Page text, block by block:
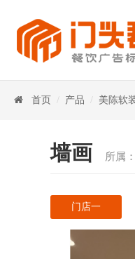
首页 / 产品 / 美陈软
墙画 所属
门店一